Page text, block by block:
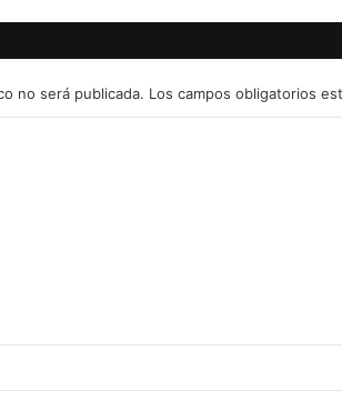
no será publicada. Los campos obligatorios